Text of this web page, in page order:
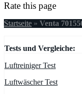
Rate this page
Startseite » Venta
Tests und Vergleiche:
Luftreiniger Test
Luftwäscher Test